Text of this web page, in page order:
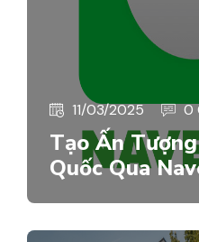
11/03/2025 0
Tạo Ấn
Quốc Qua